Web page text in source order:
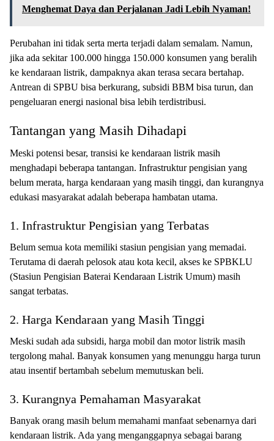
Menghemat Daya dan Perjalanan Jadi Lebih Nyaman!
Perubahan ini tidak serta merta terjadi dalam semalam. Namun,
jika ada sekitar 100.000 hingga 150.000 konsumen yang beralih
ke kendaraan listrik, dampaknya akan terasa secara bertahap.
Antrean di SPBU bisa berkurang, subsidi BBM bisa turun, dan
pengeluaran energi nasional bisa lebih terdistribusi.
Tantangan yang Masih Dihadapi
Meski potensi besar, transisi ke kendaraan listrik masih
menghadapi beberapa tantangan. Infrastruktur pengisian yang
belum merata, harga kendaraan yang masih tinggi, dan kurangnya
edukasi masyarakat adalah beberapa hambatan utama.
1. Infrastruktur Pengisian yang Terbatas
Belum semua kota memiliki stasiun pengisian yang memadai.
Terutama di daerah pelosok atau kota kecil, akses ke SPBKLU
(Stasiun Pengisian Baterai Kendaraan Listrik Umum) masih
sangat terbatas.
2. Harga Kendaraan yang Masih Tinggi
Meski sudah ada subsidi, harga mobil dan motor listrik masih
tergolong mahal. Banyak konsumen yang menunggu harga turun
atau insentif bertambah sebelum memutuskan beli.
3. Kurangnya Pemahaman Masyarakat
Banyak orang masih belum memahami manfaat sebenarnya dari
kendaraan listrik. Ada yang menganggapnya sebagai barang